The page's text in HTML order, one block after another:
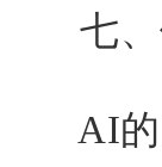
七、
AI的广